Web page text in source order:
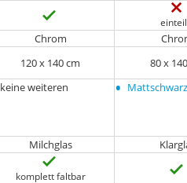
Chrom
120 x 140 cm ‎80 x
keine weiteren • Mattschwarz
Milchglas
komplett faltbar